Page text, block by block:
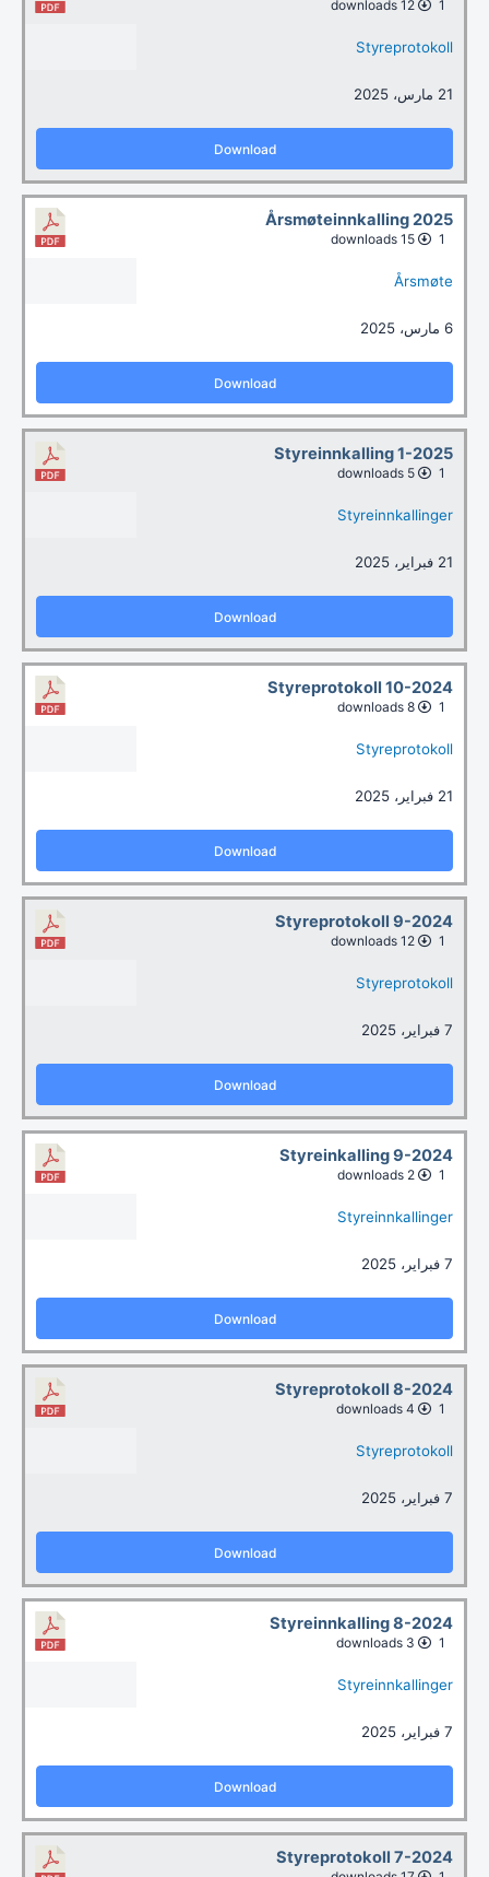
1
12 downloads
Styreprotokoll
21 مارس، 2025
Download
Årsmøteinnkalling 2025
1
15 downloads
Årsmøte
6 مارس، 2025
Download
Styreinnkalling 1-2025
1
5 downloads
Styreinnkallinger
21 فبراير، 2025
Download
Styreprotokoll 10-2024
1
8 downloads
Styreprotokoll
21 فبراير، 2025
Download
Styreprotokoll 9-2024
1
12 downloads
Styreprotokoll
7 فبراير، 2025
Download
Styreinkalling 9-2024
1
2 downloads
Styreinnkallinger
7 فبراير، 2025
Download
Styreprotokoll 8-2024
1
Styreprotokoll
7 فبراير، 2025
Download
Styreinnkalling 8-2024
1
Styreinnkallinger
7 فبراير، 2025
Download
Styreprotokoll 7-2024